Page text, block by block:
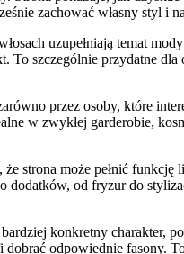
zachować własny styl i
uzupełniają temat
To szczególnie przydatne dla
przez osoby, które
w zwykłej garderobie,
strona może pełnić
dodatków, od fryzur do
konkretny charakter,
odpowiednie fasony.